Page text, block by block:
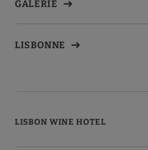
GALERIE
LISBONNE
LISBON WINE HOTEL